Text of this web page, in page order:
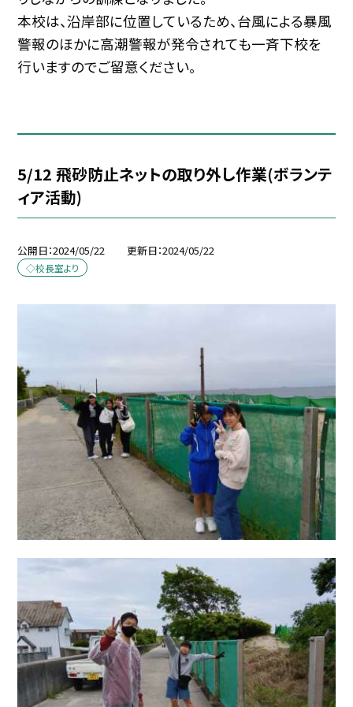
本校は、沿岸部に位置しているため、台風による暴風
警報のほかに高潮警報が発令されても一斉下校を
行いますのでご留意ください。
5/12 飛砂防止ネットの取り外し作業(ボランテ
ィア活動)
公開日 2024/05/22 更新日 2024/05/22
◇校長室より